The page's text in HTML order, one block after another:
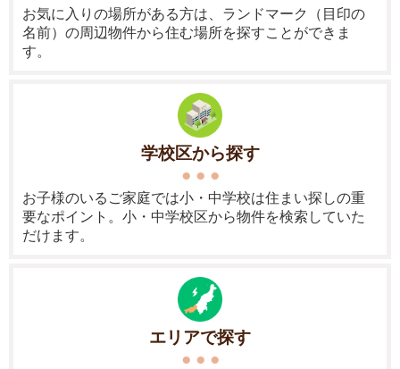
お気に入りの場所がある方は、ランドマーク（目印の
名前）の周辺物件から住む場所を探すことができま
す。
学校区から探す
お子様のいるご家庭では小・中学校は住まい探しの重
要なポイント。小・中学校区から物件を検索していた
だけます。
エリアで探す